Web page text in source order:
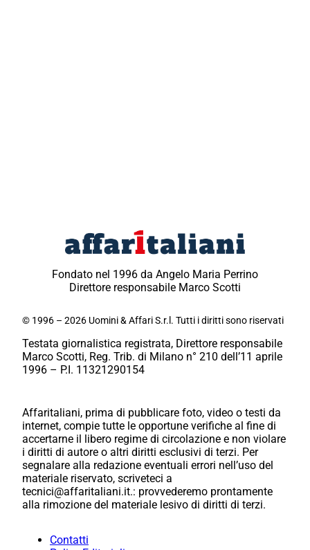
Fondato nel 1996 da Angelo Maria Perrino
Direttore responsabile Marco Scotti
© 1996 – 2026 Uomini & Affari S.r.l. Tutti i diritti sono riservati
Testata giornalistica registrata, Direttore responsabile
Marco Scotti, Reg. Trib. di Milano n° 210 dell’11 aprile
1996 – P.I. 11321290154
Affaritaliani, prima di pubblicare foto, video o testi da
internet, compie tutte le opportune verifiche al fine di
accertarne il libero regime di circolazione e non violare
i diritti di autore o altri diritti esclusivi di terzi. Per
segnalare alla redazione eventuali errori nell’uso del
materiale riservato, scriveteci a
tecnici@affaritaliani.it.: provvederemo prontamente
alla rimozione del materiale lesivo di diritti di terzi.
Contatti